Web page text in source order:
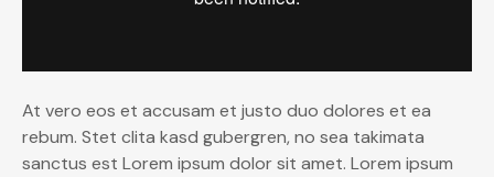
At vero eos et accusam et justo duo dolores et ea
rebum. Stet clita kasd gubergren, no sea takimata
sanctus est Lorem ipsum dolor sit amet. Lorem ipsum